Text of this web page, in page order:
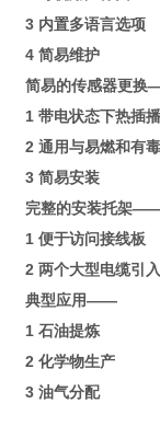
3 内置多语言选项
4 简易维护
简易的传感器更
1 带电状态下热插
2 通用与易燃和有
3 简易安装
完整的安装托架
1 便于访问接线板
2 两个大型电缆引
典型应用——
1 石油提炼
2 化学物生产
3 油气分配